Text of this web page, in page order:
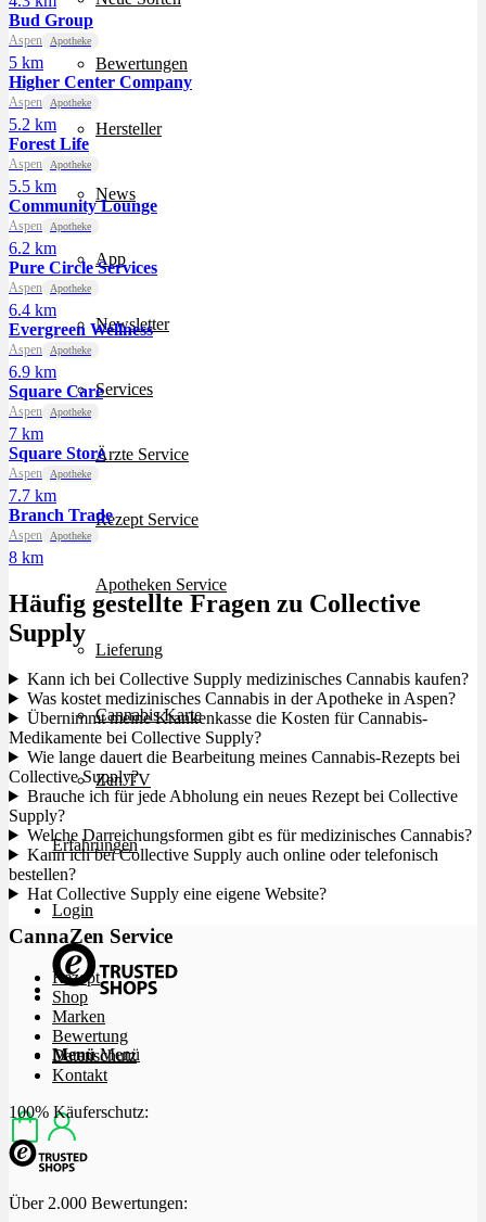
Bewertungen
Hersteller
News
App
Newsletter
Services
Ärzte Service
Rezept Service
Apotheken Service
Lieferung
Cannabis Karte
Zen TV
Erfahrungen
Login
Menü Menü
Bud Group
Aspen Apotheke
5 km
Higher Center Company
Aspen Apotheke
5.2 km
Forest Life
Aspen Apotheke
5.5 km
Community Lounge
Aspen Apotheke
6.2 km
Pure Circle Services
Aspen Apotheke
6.4 km
Evergreen Wellness
Aspen Apotheke
6.9 km
Square Care
Aspen Apotheke
7 km
Square Store
Aspen Apotheke
7.7 km
Branch Trade
Aspen Apotheke
8 km
Häufig gestellte Fragen zu Collective
Supply
Kann ich bei Collective Supply medizinisches Cannabis kaufen?
Was kostet medizinisches Cannabis in der Apotheke in Aspen?
Übernimmt meine Krankenkasse die Kosten für Cannabis-
Medikamente bei Collective Supply?
Wie lange dauert die Bearbeitung meines Cannabis-Rezepts bei
Collective Supply?
Brauche ich für jede Abholung ein neues Rezept bei Collective
Supply?
Welche Darreichungsformen gibt es für medizinisches Cannabis?
Kann ich bei Collective Supply auch online oder telefonisch
bestellen?
Hat Collective Supply eine eigene Website?
CannaZen Service
Rezept
Shop
Marken
Bewertung
Datenschutz
Kontakt
100% Käuferschutz:
Über 2.000 Bewertungen: